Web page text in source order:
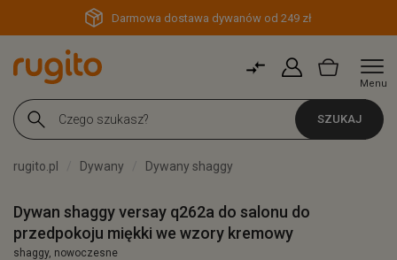
Darmowa dostawa dywanów od 249 zł
Menu
SZUKAJ
rugito.pl Dywany Dywany shaggy
Dywan shaggy versay q262a do salonu do
przedpokoju miękki we wzory kremowy
shaggy, nowoczesne